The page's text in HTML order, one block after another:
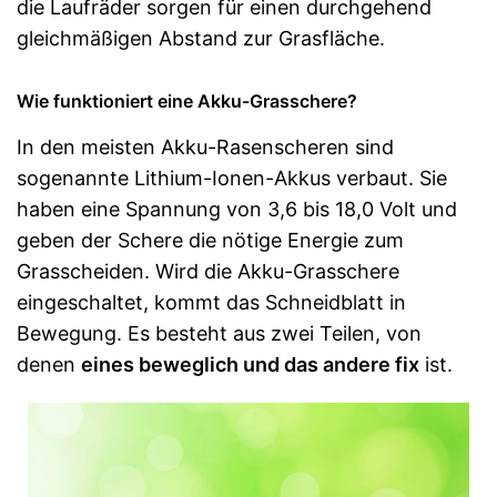
die Laufräder sorgen für einen durchgehend
gleichmäßigen Abstand zur Grasfläche.
Wie funktioniert eine Akku-Grasschere?
In den meisten Akku-Rasenscheren sind
sogenannte Lithium-Ionen-Akkus verbaut. Sie
haben eine Spannung von 3,6 bis 18,0 Volt und
geben der Schere die nötige Energie zum
Grasscheiden. Wird die Akku-Grasschere
eingeschaltet, kommt das Schneidblatt in
Bewegung. Es besteht aus zwei Teilen, von
denen eines beweglich und das andere fix ist.